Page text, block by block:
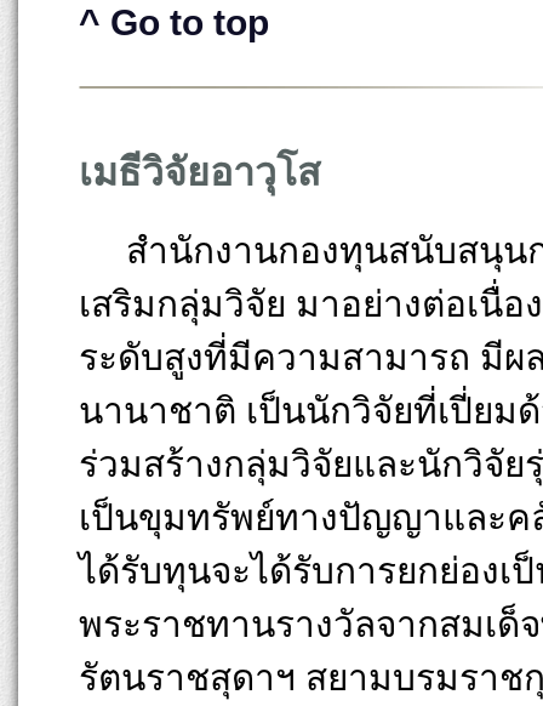
^ Go to top
เมธีวิจัยอาวุโส
สำนักงานกองทุนสนับสนุน
เสริมกลุ่มวิจัย มาอย่างต่อเนื่
ระดับสูงที่มีความสามารถ มีผ
นานาชาติ เป็นนักวิจัยที่เปี่ยม
ร่วมสร้างกลุ่มวิจัยและนักวิจั
เป็นขุมทรัพย์ทางปัญญาและค
ได้รับทุนจะได้รับการยกย่องเ
พระราชทานรางวัลจากสมเด็
รัตนราชสุดาฯ สยามบรมราช